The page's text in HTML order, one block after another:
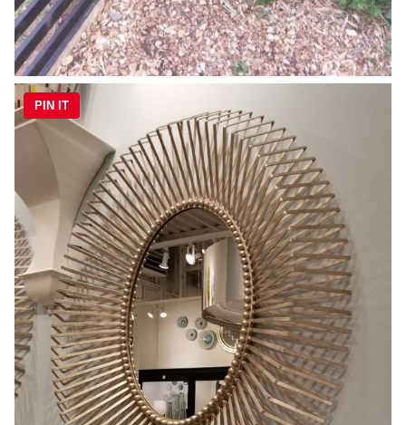
PIN IT